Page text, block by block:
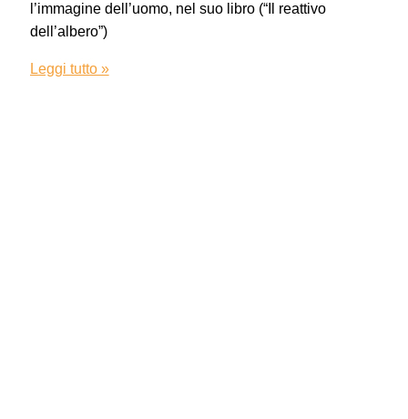
l’immagine dell’uomo, nel suo libro (“Il reattivo
dell’albero”)
Leggi tutto »